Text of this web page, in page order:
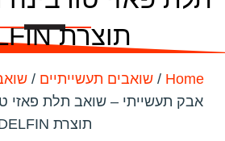
תוצרת DELFIN
Home
/ שואבים תעשייתיים /
תוצרת DELFIN